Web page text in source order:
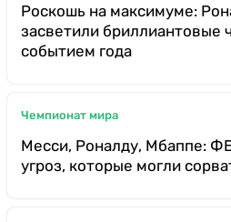
Роскошь на максимуме:
засветили бриллиантовые
событием года
Чемпионат мира
Месси, Роналду, Мбаппе:
угроз, которые могли